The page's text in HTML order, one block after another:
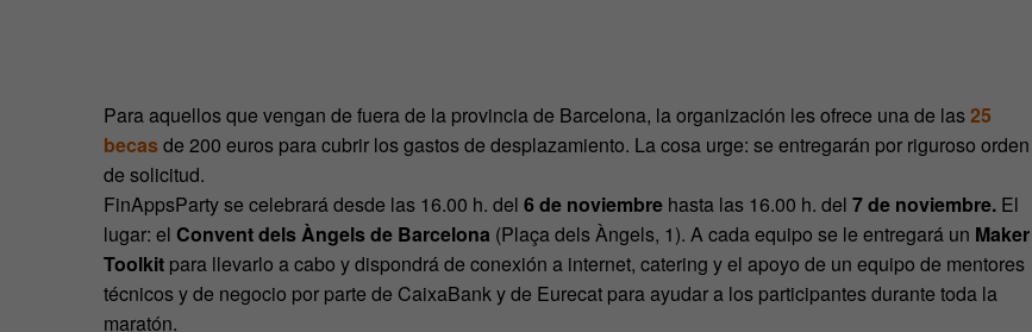
Para aquellos que vengan de fuera de la provincia de Barcelona, la organización les ofrece una de las25
becasde 200 euros para cubrir los gastos de desplazamiento. La cosa urge: se entregarán por riguroso orden
de solicitud.
FinAppsParty se celebrará desde las 16.00 h. del 6 de noviembre hasta las 16.00 h. del 7 de noviembre. El
lugar: el Convent dels Àngels de Barcelona (Plaça dels Àngels, 1). A cada equipo se le entregará un Maker
Toolkit para llevarlo a cabo y dispondrá de conexión a internet, catering y el apoyo de un equipo de mentores
técnicos y de negocio por parte de CaixaBank y de Eurecat para ayudar a los participantes durante toda la
maratón.